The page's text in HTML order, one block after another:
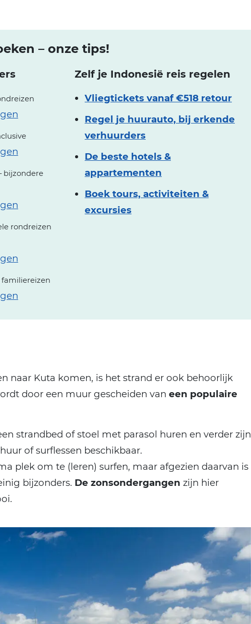
– onze tips!
bijzondere
rondreizen
familiereizen
Zelf je Indonesië reis regelen
Vliegtickets vanaf €518 retour
Regel je huurauto, bij erkende
verhuurders
De beste hotels &
appartementen
Boek tours, activiteiten &
excursies
naar Kuta komen, is het strand er ook behoorlijk
door een muur gescheiden van een populaire
strandbed of stoel met parasol huren en verder zijn
of surflessen beschikbaar.
plek om te (leren) surfen, maar afgezien daarvan is
bijzonders. De zonsondergangen zijn hier